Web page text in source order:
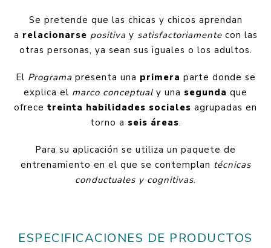
Se pretende que las chicas y chicos aprendan
a relacionarse positiva y satisfactoriamente con las
otras personas, ya sean sus iguales o los adultos.
El Programapresenta una primera parte donde se
explica el marco conceptual y una segunda que
ofrece treinta habilidades sociales agrupadas en
torno a seis áreas.
Para su aplicación se utiliza un paquete de
entrenamiento en el que se contemplan técnicas
conductuales y cognitivas.
ESPECIFICACIONES DE PRODUCTOS